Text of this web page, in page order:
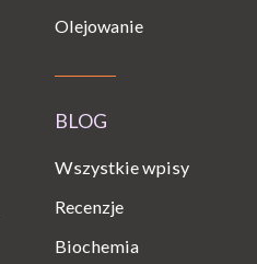
Olejowanie
BLOG
Wszystkie wpisy
Recenzje
Biochemia